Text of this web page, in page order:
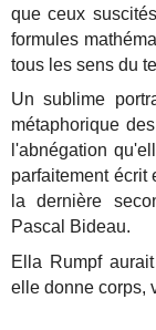
que ceux
formules
tous les sens du
Un sublime
métaphorique
l'abnégation
parfaitement écrit
la dernière
Pascal Bideau.
Ella Rumpf
elle donne corps,